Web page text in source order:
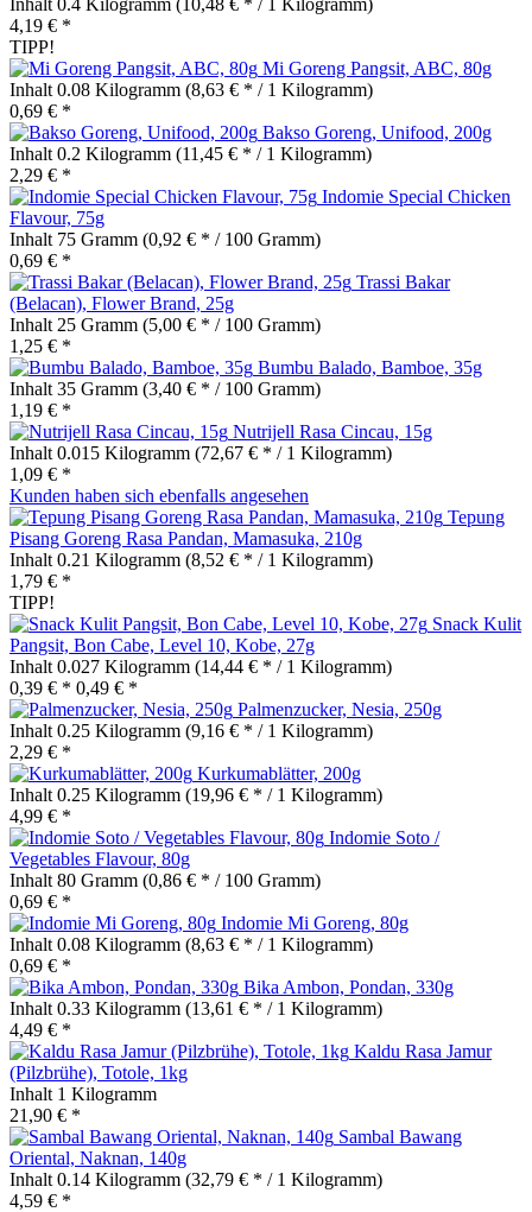
4,19 € *
TIPP!
Mi Goreng Pangsit, ABC, 80g
Inhalt 0.08 Kilogramm (8,63 € * / 1 Kilogramm)
0,69 € *
Bakso Goreng, Unifood, 200g
Inhalt 0.2 Kilogramm (11,45 € * / 1 Kilogramm)
2,29 € *
Indomie Special Chicken
Flavour, 75g
Inhalt 75 Gramm (0,92 € * / 100 Gramm)
0,69 € *
Trassi Bakar
(Belacan), Flower Brand, 25g
Inhalt 25 Gramm (5,00 € * / 100 Gramm)
1,25 € *
Bumbu Balado, Bamboe, 35g
Inhalt 35 Gramm (3,40 € * / 100 Gramm)
1,19 € *
Nutrijell Rasa Cincau, 15g
Inhalt 0.015 Kilogramm (72,67 € * / 1 Kilogramm)
1,09 € *
Kunden haben sich ebenfalls angesehen
Tepung
Pisang Goreng Rasa Pandan, Mamasuka, 210g
Inhalt 0.21 Kilogramm (8,52 € * / 1 Kilogramm)
1,79 € *
TIPP!
Snack Kulit
Pangsit, Bon Cabe, Level 10, Kobe, 27g
Inhalt 0.027 Kilogramm (14,44 € * / 1 Kilogramm)
0,39 € * 0,49 € *
Palmenzucker, Nesia, 250g
Inhalt 0.25 Kilogramm (9,16 € * / 1 Kilogramm)
2,29 € *
Kurkumablätter, 200g
Inhalt 0.25 Kilogramm (19,96 € * / 1 Kilogramm)
4,99 € *
Indomie Soto /
Vegetables Flavour, 80g
Inhalt 80 Gramm (0,86 € * / 100 Gramm)
0,69 € *
Indomie Mi Goreng, 80g
Inhalt 0.08 Kilogramm (8,63 € * / 1 Kilogramm)
0,69 € *
Bika Ambon, Pondan, 330g
Inhalt 0.33 Kilogramm (13,61 € * / 1 Kilogramm)
4,49 € *
Kaldu Rasa Jamur
(Pilzbrühe), Totole, 1kg
Inhalt 1 Kilogramm
21,90 € *
Sambal Bawang
Oriental, Naknan, 140g
Inhalt 0.14 Kilogramm (32,79 € * / 1 Kilogramm)
4,59 € *